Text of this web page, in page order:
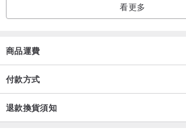
看更多
商品運費
付款方式
退款換貨須知